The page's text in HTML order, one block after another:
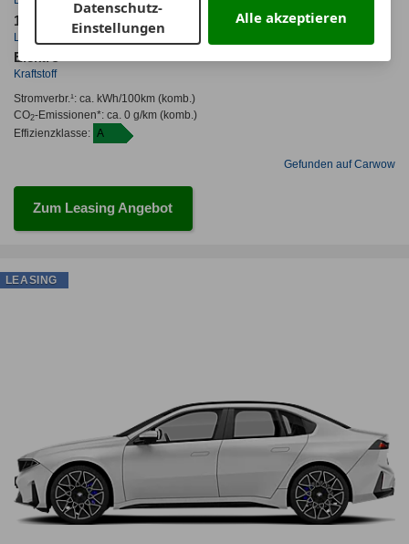
1.05
Leasingfaktor
ca. 345 kW (469 PS)
Elektro
Kraftstoff
Stromverbr.¹: ca. kWh/100km(komb.)
CO2-Emissionen*: ca. 0 g/km(komb.)
Effizienzklasse: A
Gefunden auf Carwow
Zum Leasing Angebot
LEASING
Datenschutz-
Einstellungen
Alle akzeptieren